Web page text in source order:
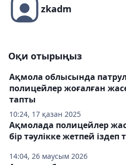
zkadm
Оқи отырыңыз
10:24, 17 қазан 2025
Ақмола облысында
полицейлер жоғалған
тапты
14:04, 26 маусым 2026
Ақмолада полицейлер
бір тәулікке жетпей іздеп